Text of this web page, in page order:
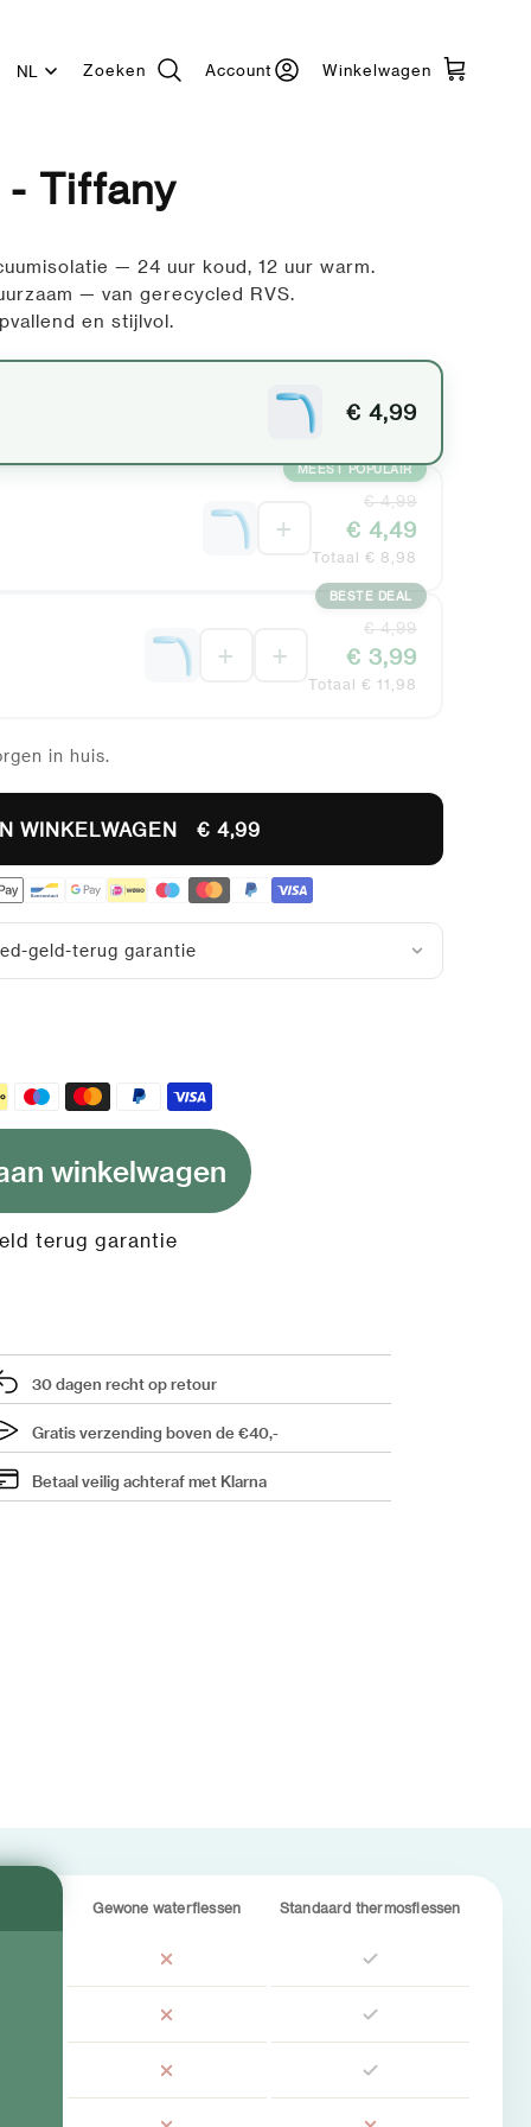
Taal
Zoeken Account Winkelwagen
- Tiffany
— 24 uur koud, 12 uur warm.
— van gerecycled RVS.
en stijlvol.
€ 4,99
MEEST POPULAIR
+
€ 4,99
€ 4,49
Totaal € 8,98
BESTE DEAL
+ +
€ 4,99
€ 3,99
Totaal € 11,98
in huis.
WINKELWAGEN € 4,99
geld-terug garantie
winkelwagen
terug garantie
30 dagen recht op retour
Gratis verzending boven de €40,-
Betaal veilig achteraf met Klarna
Gewone waterflessen Standaard thermosflessen